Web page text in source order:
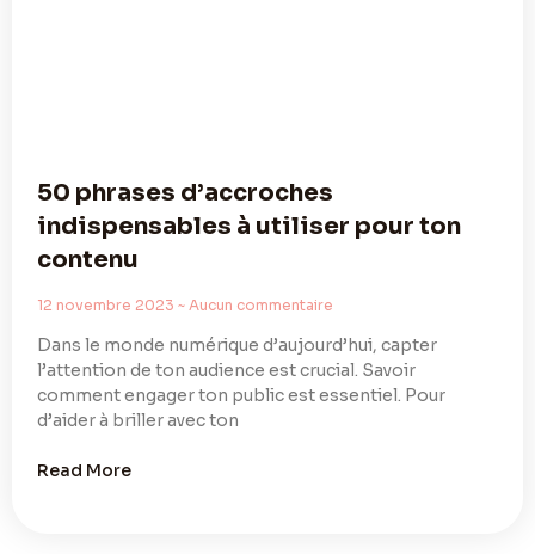
50 phrases d’accroches
indispensables à utiliser pour ton
contenu
12 novembre 2023 Aucun commentaire
Dans le monde numérique d’aujourd’hui, capter
l’attention de ton audience est crucial. Savoir
comment engager ton public est essentiel. Pour
d’aider à briller avec ton
Read More